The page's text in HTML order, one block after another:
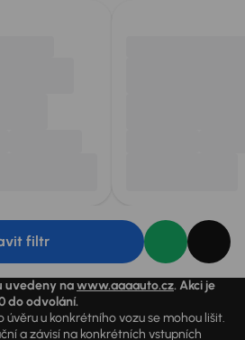
filtr
uvedeny nawww.aaaauto.cz. Akci je
do odvolání.
úvěru u konkrétního vozu se mohou lišit.
a závisí na konkrétních vstupních